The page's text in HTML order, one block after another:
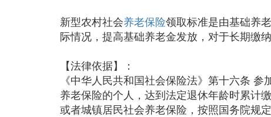
新型农村社会养老保险领取标准是由基础养
际情况，提高基础养老金发放，对于长期缴
【法律依据】：
《中华人民共和国社会保险法》第十六条
养老保险的个人，达到法定退休年龄时累计
或者城镇居民社会养老保险，按照国务院规